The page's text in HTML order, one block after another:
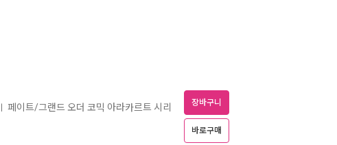
페이트/그랜드 오더 코믹 아라카르트 시리 장바구니
바로구매